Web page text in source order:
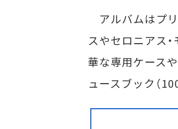
アルバムはプリ
スやセロニアス
華な専用ケース
ュースブック（